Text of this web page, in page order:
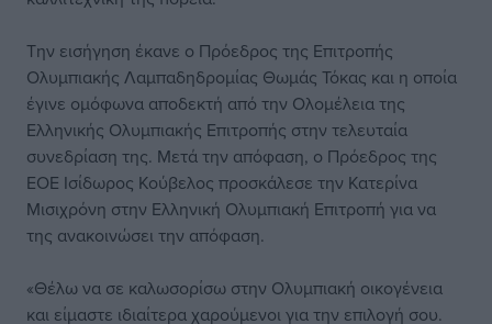
Την εισήγηση έκανε ο Πρόεδρος της Επιτροπής
Ολυμπιακής Λαμπαδηδρομίας Θωμάς Τόκας και η οποία
έγινε ομόφωνα αποδεκτή από την Ολομέλεια της
Ελληνικής Ολυμπιακής Επιτροπής στην τελευταία
συνεδρίαση της. Μετά την απόφαση, ο Πρόεδρος της
ΕΟΕ Ισίδωρος Κούβελος προσκάλεσε την Κατερίνα
Μισιχρόνη στην Ελληνική Ολυμπιακή Επιτροπή για να
της ανακοινώσει την απόφαση.
«Θέλω να σε καλωσορίσω στην Ολυμπιακή οικογένεια
και είμαστε ιδιαίτερα χαρούμενοι για την επιλογή σου.